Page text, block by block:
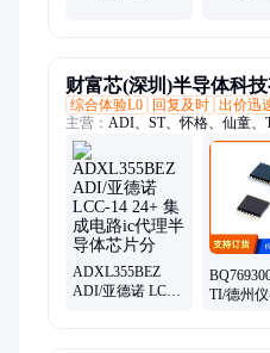
财富芯(深圳)半导体科技
综合体验L0
回复及时 出价迅
主营： ADI、ST、怀格、仙童
尔、CYPRESS-赛普拉斯、
萨、WINBOND—华邦、
BROADCOM—博通、NKK、
门子、XILINX—赛灵思、TDK
ADXL355BEZ
ADI/亚德诺 LCC-
TI/德州